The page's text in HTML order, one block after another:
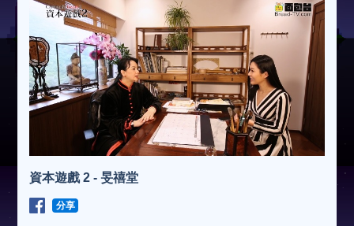
資本遊戲 2 - 旻禧堂
分享